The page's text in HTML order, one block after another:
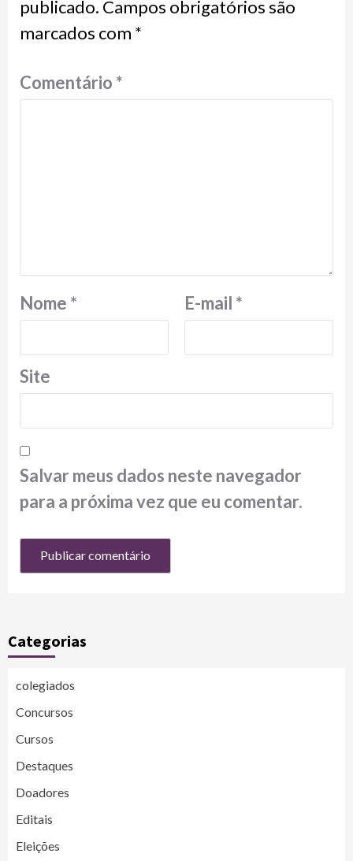
publicado. Campos obrigatórios são
marcados com *
Comentário *
Nome * E-mail *
Site
Salvar meus dados neste navegador
para a próxima vez que eu comentar.
Categorias
colegiados
Concursos
Cursos
Destaques
Doadores
Editais
Eleições